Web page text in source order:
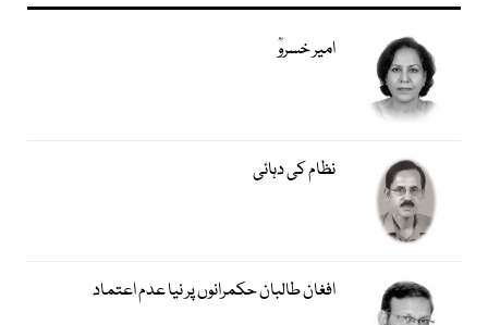
امیر خسروؒ
نظام کی دہائی
افغان طالبان حکمرانوں پر نیا عدم اعتماد